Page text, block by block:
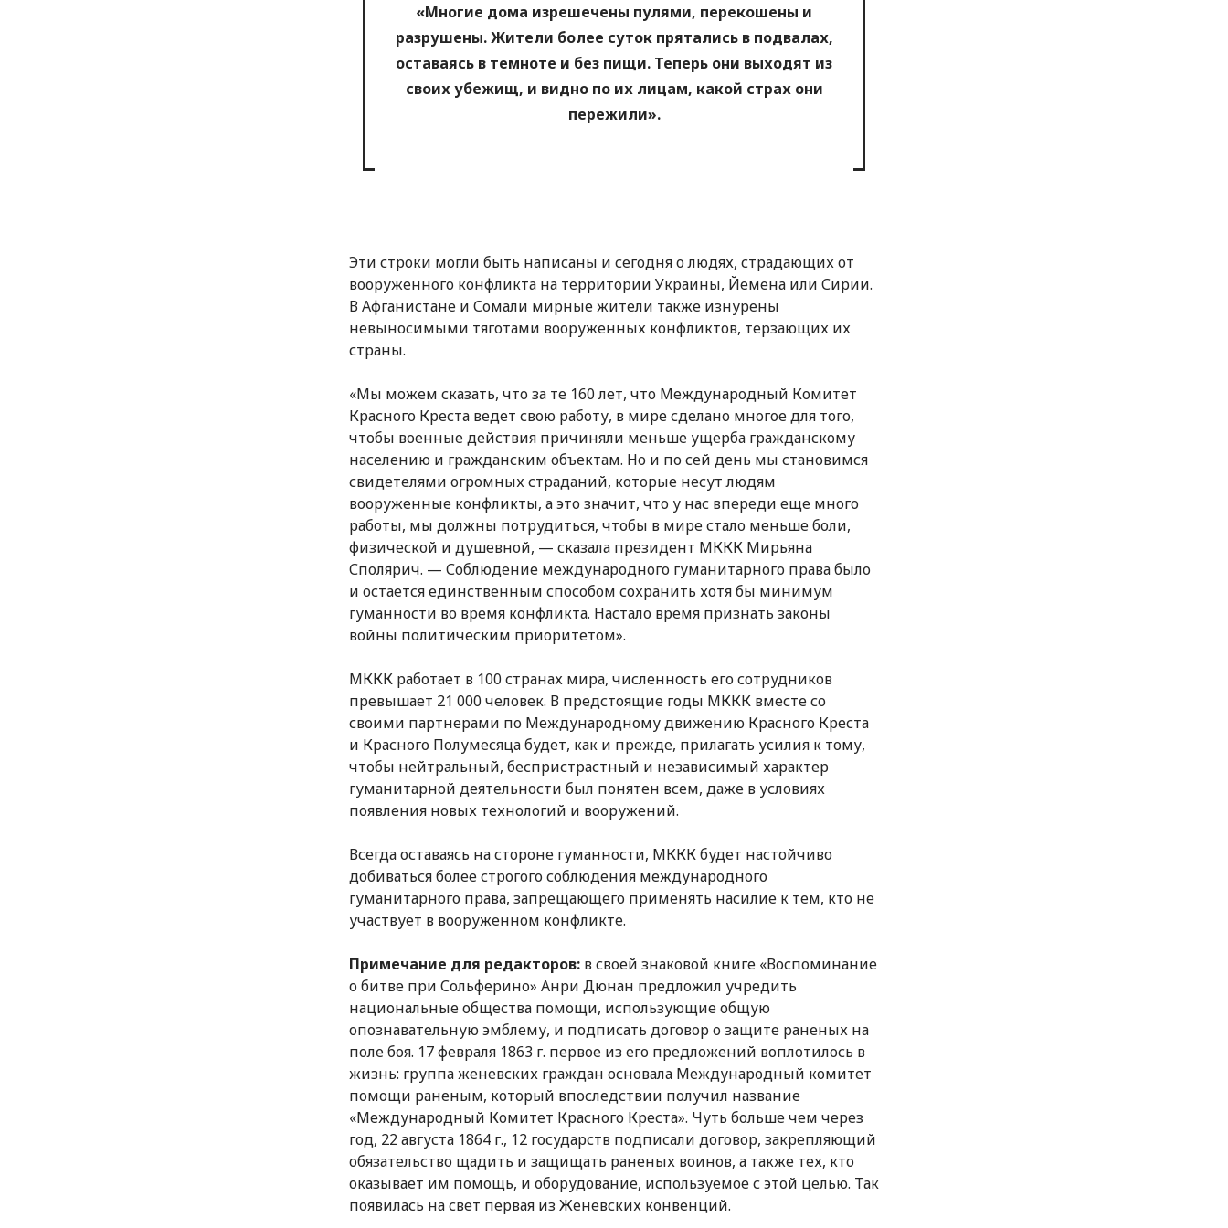
«Многие дома изрешечены пулями, перекошены и
разрушены. Жители более суток прятались в подвалах,
оставаясь в темноте и без пищи. Теперь они выходят из
своих убежищ, и видно по их лицам, какой страх они
пережили».
Эти строки могли быть написаны и сегодня о людях, страдающих от
вооруженного конфликта на территории Украины, Йемена или Сирии.
В Афганистане и Сомали мирные жители также изнурены
невыносимыми тяготами вооруженных конфликтов, терзающих их
страны.
«Мы можем сказать, что за те 160 лет, что Международный Комитет
Красного Креста ведет свою работу, в мире сделано многое для того,
чтобы военные действия причиняли меньше ущерба гражданскому
населению и гражданским объектам. Но и по сей день мы становимся
свидетелями огромных страданий, которые несут людям
вооруженные конфликты, а это значит, что у нас впереди еще много
работы, мы должны потрудиться, чтобы в мире стало меньше боли,
физической и душевной, — сказала президент МККК Мирьяна
Сполярич. — Соблюдение международного гуманитарного права было
и остается единственным способом сохранить хотя бы минимум
гуманности во время конфликта. Настало время признать законы
войны политическим приоритетом».
МККК работает в 100 странах мира, численность его сотрудников
превышает 21 000 человек. В предстоящие годы МККК вместе со
своими партнерами по Международному движению Красного Креста
и Красного Полумесяца будет, как и прежде, прилагать усилия к тому,
чтобы нейтральный, беспристрастный и независимый характер
гуманитарной деятельности был понятен всем, даже в условиях
появления новых технологий и вооружений.
Всегда оставаясь на стороне гуманности, МККК будет настойчиво
добиваться более строгого соблюдения международного
гуманитарного права, запрещающего применять насилие к тем, кто не
участвует в вооруженном конфликте.
Примечание для редакторов: в своей знаковой книге «Воспоминание
о битве при Сольферино» Анри Дюнан предложил учредить
национальные общества помощи, использующие общую
опознавательную эмблему, и подписать договор о защите раненых на
поле боя. 17 февраля 1863 г. первое из его предложений воплотилось в
жизнь: группа женевских граждан основала Международный комитет
помощи раненым, который впоследствии получил название
«Международный Комитет Красного Креста». Чуть больше чем через
год, 22 августа 1864 г., 12 государств подписали договор, закрепляющий
обязательство щадить и защищать раненых воинов, а также тех, кто
оказывает им помощь, и оборудование, используемое с этой целью. Так
появилась на свет первая из Женевских конвенций.